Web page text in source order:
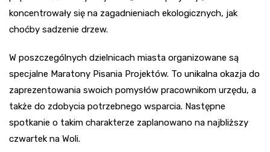
koncentrowały się na zagadnieniach ekologicznych, jak
choćby sadzenie drzew.
W poszczególnych dzielnicach miasta organizowane są
specjalne Maratony Pisania Projektów. To unikalna okazja do
zaprezentowania swoich pomysłów pracownikom urzędu, a
także do zdobycia potrzebnego wsparcia. Następne
spotkanie o takim charakterze zaplanowano na najbliższy
czwartek na Woli.